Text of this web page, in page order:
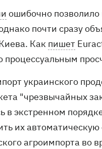
ошибочно позволило
почти сразу
Как пишет
процессуальным
украинского
"чрезвычайных
в экстренном
их
агроимпорта во